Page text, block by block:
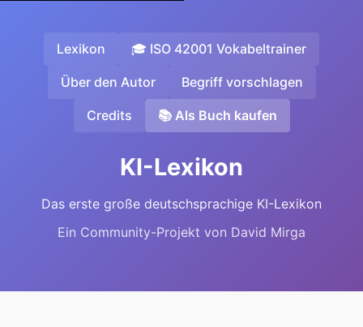
Lexikon 🎓 ISO 42001 Vokabeltrainer
Über den Autor Begriff vorschlagen
Credits 📚 Als Buch kaufen
KI-Lexikon
Das erste große deutschsprachige KI-Lexikon
Ein Community-Projekt von David Mirga